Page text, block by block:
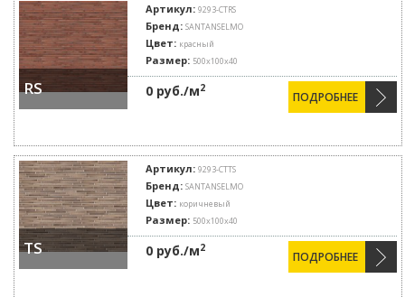
RS
Артикул: 9293-CTRS
Бренд: SANTANSELMO
Цвет: красный
Размер: 500х100х40
0 руб./м2
ПОДРОБНЕЕ
TS
Артикул: 9293-CTTS
Бренд: SANTANSELMO
Цвет: коричневый
Размер: 500х100х40
0 руб./м2
ПОДРОБНЕЕ